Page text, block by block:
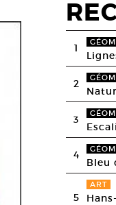
1
2
3
4
Bleu
5
ART